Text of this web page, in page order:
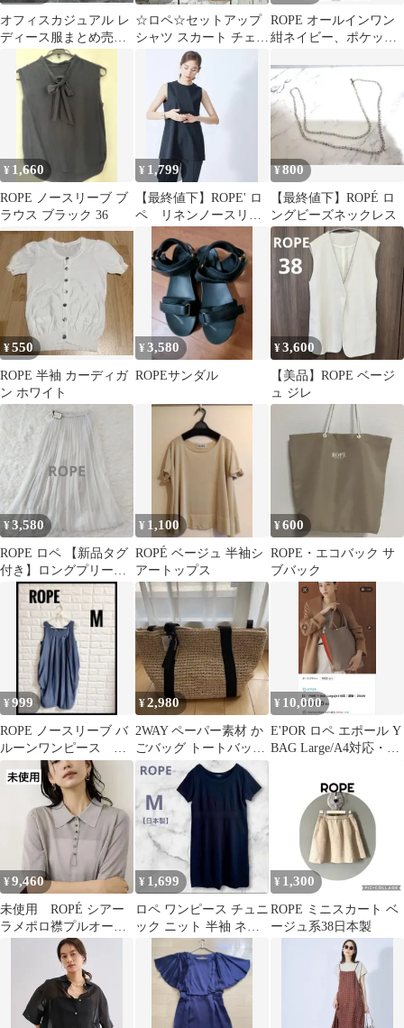
オフィスカジュアル レ
ディース服まとめ売り
コーデ売り セットアッ
プＳ
☆ロペ☆セットアップ
シャツ スカート チェッ
ク ロゴ 総柄 レッド 7
ROPE オールインワン
紺ネイビー、ポケット
¥ 1,660
ROPE ノースリーブ ブ
ラウス ブラック 36
¥ 1,799
【最終値下】ROPE' ロ
ペ リネンノースリー
ブシャツ
¥800
【最終値下】ROPÉ ロ
ングビーズネックレス
¥550
ROPE 半袖 カーディガ
ン ホワイト
¥3,580
ROPEサンダル
¥3,600
【美品】ROPE ベージ
ュ ジレ
¥3,580
ROPE ロペ 【新品タグ
付き】ロングプリーツ
スカート 36 ウエストゴ
¥ 1,100
ROPÉ ベージュ 半袖シ
アートップス
¥600
ROPE・エコバック サ
ブバック
¥999
ROPE ノースリーブ バ
ルーンワンピース ト
ップス Mサイズ ブルー
¥2,980
2WAY ペーパー素材 か
ごバッグ トートバッグ
ショルダーバッグ
¥ 10,000
E'POR ロペ エポール Y
BAG Large/A4対応・通
¥9,460
未使用 ROPÉ シアー
ラメポロ襟プルオーバ
ー 半袖 ニット グレ
ー ポロシャツ
¥ 1,699
ロペ ワンピース チュニ
ック ニット 半袖 ネイ
ビー Mサイズ 美品 日
本製
¥ 1,300
ROPE ミニスカート ベ
ージュ系38日本製